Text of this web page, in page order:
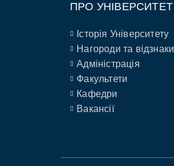
ПРО УНІВЕРСИТЕТ
Історія Університету
Нагороди та відзнаки
Адміністрація
Факультети
Кафедри
Вакансії